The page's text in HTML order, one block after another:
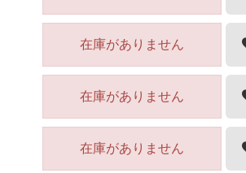
在庫がありません
在庫がありません
在庫がありません